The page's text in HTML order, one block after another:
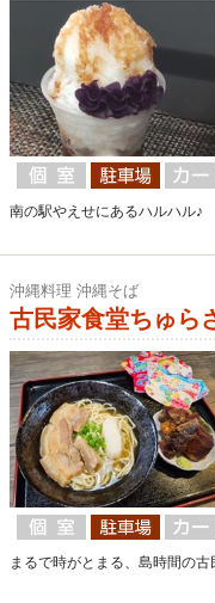
南の駅やえせにあるハルハル♪
沖縄料理 沖縄そば
古民家食堂ちゅら
まるで時がとまる、島時間の